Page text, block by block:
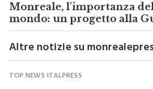
Monreale, l'importanza
mondo: un progetto alla
Altre notizie su
TOP NEWS ITALPRESS